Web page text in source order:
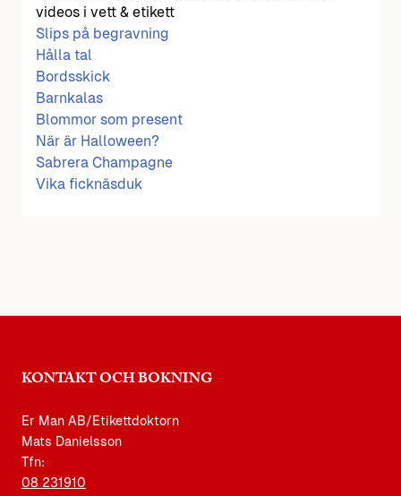
videos i vett & etikett
Slips på begravning
Hålla tal
Bordsskick
Barnkalas
Blommor som present
När är Halloween?
Sabrera Champagne
Vika ficknäsduk
KONTAKT OCH BOKNING
Er Man AB/Etikettdoktorn
Mats Danielsson
Tfn:
08 231910